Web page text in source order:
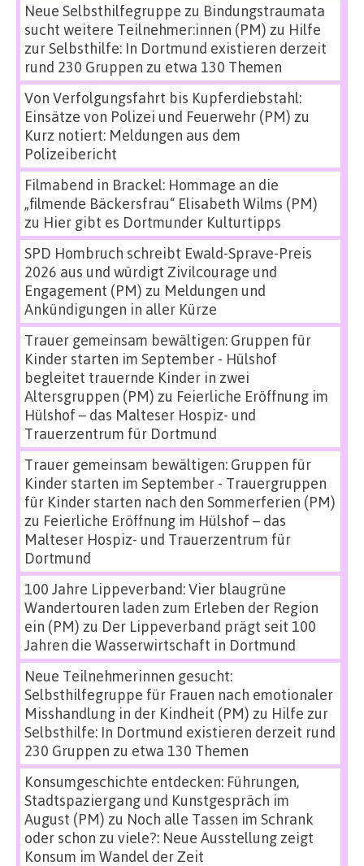
Neue Selbsthilfegruppe zu Bindungstraumata
sucht weitere Teilnehmer:innen (PM) zu Hilfe
zur Selbsthilfe: In Dortmund existieren derzeit
rund 230 Gruppen zu etwa 130 Themen
Von Verfolgungsfahrt bis Kupferdiebstahl:
Einsätze von Polizei und Feuerwehr (PM) zu
Kurz notiert: Meldungen aus dem
Polizeibericht
Filmabend in Brackel: Hommage an die
„filmende Bäckersfrau“ Elisabeth Wilms (PM)
zu Hier gibt es Dortmunder Kulturtipps
SPD Hombruch schreibt Ewald-Sprave-Preis
2026 aus und würdigt Zivilcourage und
Engagement (PM) zu Meldungen und
Ankündigungen in aller Kürze
Trauer gemeinsam bewältigen: Gruppen für
Kinder starten im September - Hülshof
begleitet trauernde Kinder in zwei
Altersgruppen (PM) zu Feierliche Eröffnung im
Hülshof – das Malteser Hospiz- und
Trauerzentrum für Dortmund
Trauer gemeinsam bewältigen: Gruppen für
Kinder starten im September - Trauergruppen
für Kinder starten nach den Sommerferien (PM)
zu Feierliche Eröffnung im Hülshof – das
Malteser Hospiz- und Trauerzentrum für
Dortmund
100 Jahre Lippeverband: Vier blaugrüne
Wandertouren laden zum Erleben der Region
ein (PM) zu Der Lippeverband prägt seit 100
Jahren die Wasserwirtschaft in Dortmund
Neue Teilnehmerinnen gesucht:
Selbsthilfegruppe für Frauen nach emotionaler
Misshandlung in der Kindheit (PM) zu Hilfe zur
Selbsthilfe: In Dortmund existieren derzeit rund
230 Gruppen zu etwa 130 Themen
Konsumgeschichte entdecken: Führungen,
Stadtspaziergang und Kunstgespräch im
August (PM) zu Noch alle Tassen im Schrank
oder schon zu viele?: Neue Ausstellung zeigt
Konsum im Wandel der Zeit